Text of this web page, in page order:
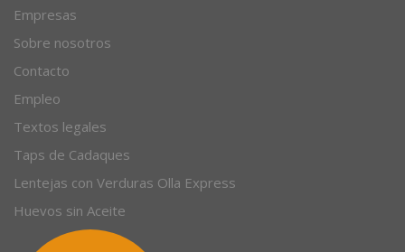
Empresas
Sobre nosotros
Contacto
Empleo
Textos legales
Taps de Cadaques
Lentejas con Verduras Olla Express
Huevos sin Aceite